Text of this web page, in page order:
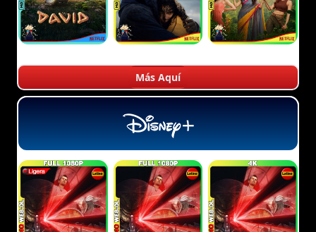
Más Aquí